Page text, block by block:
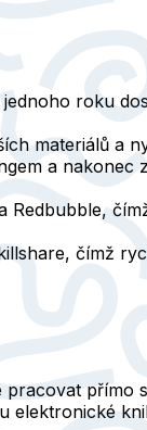
roku
materiálů a
a
čímž
přímo